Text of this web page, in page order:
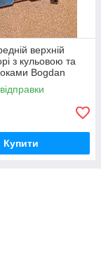
верхній
з кульовою та
Bogdan
2351
Купити